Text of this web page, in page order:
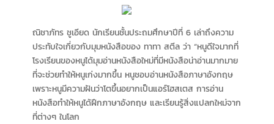
ณิชาภัทร ชูเอียด นักเรียนชั้นประถมศึกษาปีที่ 6 เล่าถึงความ
ประทับใจเกี่ยวกับมุมหนังสือของ ทาทา สตีล ว่า “หนูดีใจมากที่
โรงเรียนของหนูได้มุมอ่านหนังสือใหม่ที่มีหนังสือน่าอ่านมากมาย
ที่จะช่วยทำให้หนูเก่งมากขึ้น หนูชอบอ่านหนังสือภาษาอังกฤษ
เพราะหนูมีความฝันว่าโตขึ้นอยากเป็นแอร์โฮสเตส การอ่าน
หนังสือทำให้หนูได้ฝึกภาษาอังกฤษ และเรียนรู้สิ่งแปลกใหม่จาก
ที่ต่างๆ ในโลก